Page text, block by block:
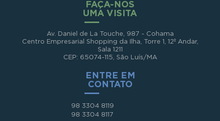
FAÇA-NOS
UMA VISITA
Av. Daniel de La Touche, 987 - Cohama
Centro Empresarial Shopping da Ilha, Torre 1, 12º Andar,
Sala 1211
CEP: 65074-115, São Luís/MA
ENTRE EM
CONTATO
98 3304 8119
98 3304 8117